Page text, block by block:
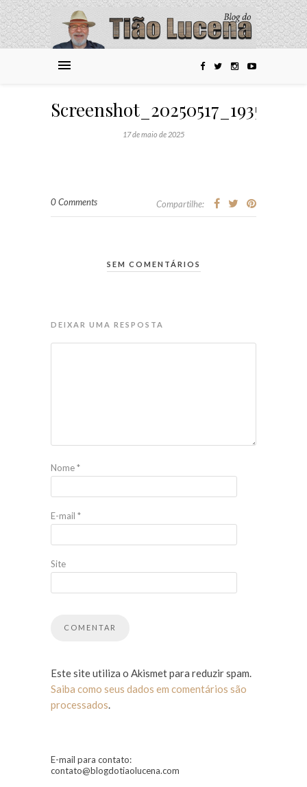
17 de maio de 2025
0 Comments Compartilhe:
SEM COMENTÁRIOS
DEIXAR UMA RESPOSTA
Nome*
E-mail *
Site
Este site utiliza o Akismet para reduzir spam.
Saiba como seus dados em comentários são
processados.
E-mail para contato:
contato@blogdotiaolucena.com